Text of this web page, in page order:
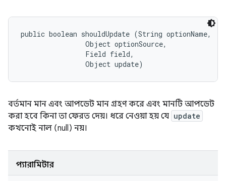
public boolean shouldUpdate (String optionName,
                Object optionSource,
                Field field,
                Object update)
বর্তমান মান এবং আপডেট মান গ্রহণ করে এবং মানটি আপডেট
করা হবে কিনা তা ফেরত দেয়। ধরে নেওয়া হয় যে update
কখনোই নাল (null) নয়।
প্যারামিটার